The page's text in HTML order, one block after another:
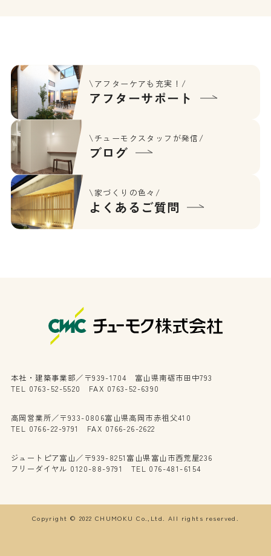
\アフターケアも充実！/
アフターサポート
\チューモクスタッフが発信/
ブログ
\家づくりの色々/
よくあるご質問
本社・建築事業部／〒939-1704 富山県南砺市田中793
TEL 0763-52-5520 FAX 0763-52-6390
高岡営業所／〒933-0806富山県高岡市赤祖父410
TEL 0766-22-9791 FAX 0766-26-2622
ジュートピア富山／〒939-8251富山県富山市西荒屋236
フリーダイヤル 0120-88-9791 TEL 076-481-6154
Copyright © 2022 CHUMOKU Co.,Ltd. All rights reserved.